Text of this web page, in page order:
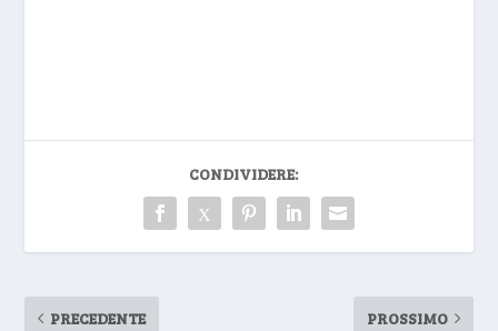
CONDIVIDERE:
PRECEDENTE PROSSIMO